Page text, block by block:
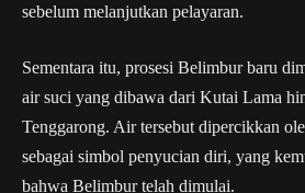
sebelum melanjutkan pelayaran.
Sementara itu, prosesi Belimbur baru
air suci yang dibawa dari Kutai Lama
Tenggarong. Air tersebut dipercikkan
sebagai simbol penyucian diri, yang
bahwa Belimbur telah dimulai.